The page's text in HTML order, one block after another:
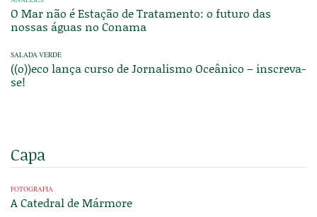
O Mar não é Estação de Tratamento: o futuro das
nossas águas no Conama
SALADA VERDE
((o))eco lança curso de Jornalismo Oceânico – inscreva-
se!
Capa
FOTOGRAFIA
A Catedral de Mármore